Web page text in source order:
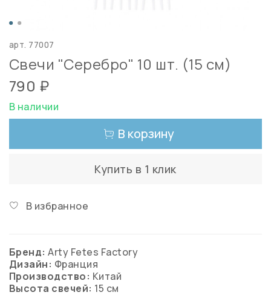
арт. 77007
Свечи "Серебро" 10 шт. (15 см)
790 ₽
В наличии
В корзину
Купить в 1 клик
В избранное
Бренд: Arty Fetes Factory
Дизайн: Франция
Производство: Китай
Высота свечей: 15 см